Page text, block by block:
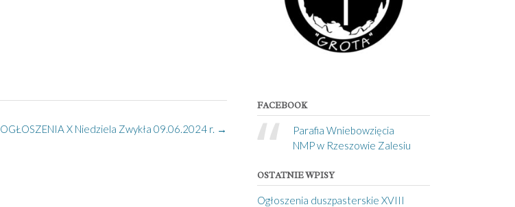
OGŁOSZENIA X Niedziela Zwykła 09.06.2024 r. →
FACEBOOK
Parafia Wniebowzięcia
NMP w Rzeszowie Zalesiu
OSTATNIE WPISY
Ogłoszenia duszpasterskie XVIII